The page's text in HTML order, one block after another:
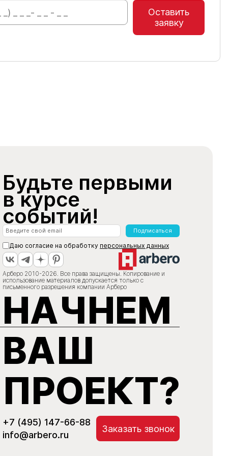
Оставить
заявку
Будьте первыми
в курсе
событий!
Подписаться
Даю согласие на обработку персональных данных
Арберо 2010-2026. Все права защищены. Копирование и
использование материалов допускается только с
письменного разрешения компании Арберо
НАЧНЕМ
ВАШ
ПРОЕКТ?
+7 (495) 147-66-88
info@arbero.ru
Заказать звонок